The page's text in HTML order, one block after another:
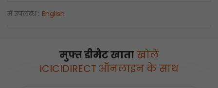
में उपलब्ध : English
मुफ्त डीमैट खाताखोलें
ICICIDIRECT ऑनलाइन के साथ